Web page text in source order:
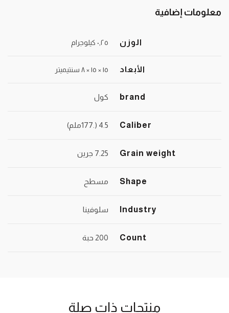
معلومات إضافية
الوزن ٠٫٢٥ كيلوجرام
الأبعاد ١٥ × ١٥ × ٨ سنتيميتر
brand كول
Caliber 4.5 (.177ملم)
Grain weight 7.25 جرين
Shape مسطح
Industry سلوفينا
Count 200 حبة
منتجات ذات صلة